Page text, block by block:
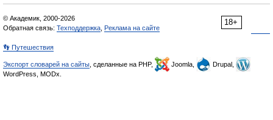
18+
© Академик, 2000-2026
Обратная связь: Техподдержка Реклама на сайте
👣 Путешествия
Экспорт словарей на сайты , сделанные на PHP, Joomla,
Drupal,
WordPress, MODx.